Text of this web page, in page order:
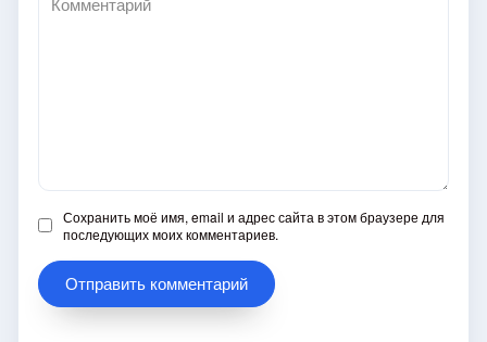
Сохранить моё имя, email и адрес сайта в этом браузере для
последующих моих комментариев.